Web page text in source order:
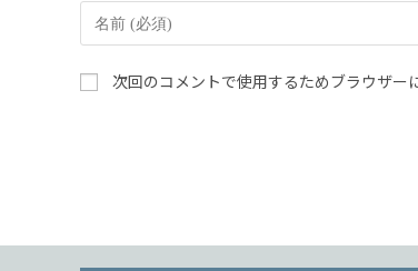
次回のコメントで使用するためブラウザー